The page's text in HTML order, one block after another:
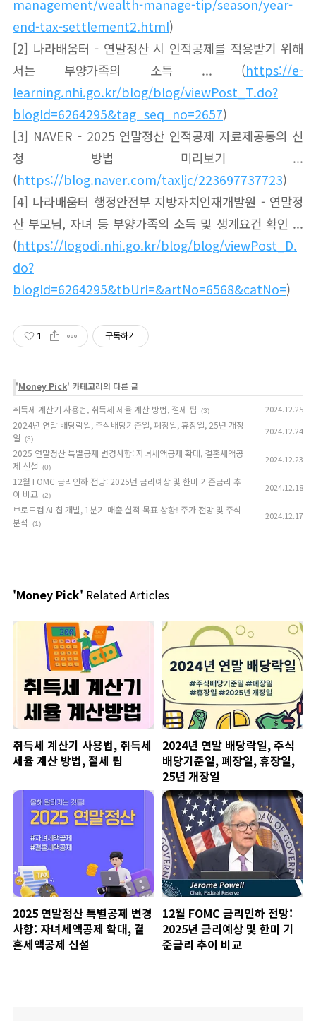
management/wealth-manage-tip/season/year-
end-tax-settlement2.html)
[2] 나라배움터 - 연말정산 시 인적공제를 적용받기 위해
서는 부양가족의 소득 ... (https://e-
learning.nhi.go.kr/blog/blog/viewPost_T.do?
blogId=6264295&tag_seq_no=2657)
[3] NAVER - 2025 연말정산 인적공제 자료제공동의 신
청 방법 미리보기 ...
(https://blog.naver.com/taxljc/223697737723)
[4] 나라배움터 행정안전부 지방자치인재개발원 - 연말정
산 부모님, 자녀 등 부양가족의 소득 및 생계요건 확인 ...
(https://logodi.nhi.go.kr/blog/blog/viewPost_D.
do?
blogId=6264295&tbUrl=&artNo=6568&catNo=)
1 구독하기
'Money Pick' 카테고리의 다른 글
취득세 계산기 사용법, 취득세 세율 계산 방법, 절세 팁
(3) 2024.12.25
2024년 연말 배당락일, 주식배당기준일, 폐장일, 휴장일, 25년 개장
일
(3)
2024.12.24
2025 연말정산 특별공제 변경사항: 자녀세액공제 확대, 결혼세액공
제 신설
(0)
2024.12.23
12월 FOMC 금리인하 전망: 2025년 금리예상 및 한미 기준금리 추
이 비교 (2)
2024.12.18
브로드컴 AI 칩 개발, 1분기 매출 실적 목표 상향! 주가 전망 및 주식
분석
(1)
2024.12.17
'Money Pick' Related Articles
취득세 계산기 사용법, 취득세
세율 계산 방법, 절세 팁
2024년 연말 배당락일, 주식
배당기준일, 폐장일, 휴장일,
25년 개장일
2025 연말정산 특별공제 변경
사항: 자녀세액공제 확대, 결
혼세액공제 신설
12월 FOMC 금리인하 전망:
2025년 금리예상 및 한미 기
준금리 추이 비교